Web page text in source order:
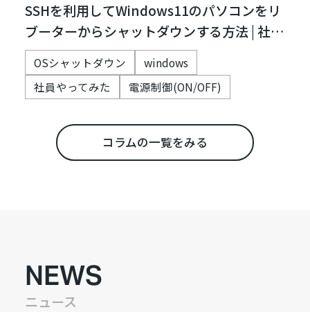
SSHを利用してWindows11のパソコンをリ
ブーターからシャットダウンする方法 | 社
員，やってみた
OSシャットダウン
windows
社員やってみた
電源制御(ON/OFF)
コラムの一覧をみる
NEWS
ニュース